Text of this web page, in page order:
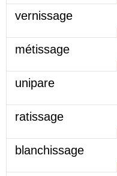
vernissage
métissage
unipare
ratissage
blanchissage